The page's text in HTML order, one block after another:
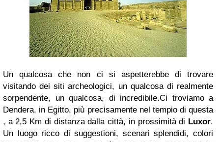
Un qualcosa che non ci si aspetterebbe di trovare
visitando dei siti archeologici, un qualcosa di realmente
sorpendente, un qualcosa, di incredibile.Ci troviamo a
Dendera, in Egitto, più precisamente nel tempio di questa
, a 2,5 Km di distanza dalla città, in prossimità di Luxor.
Un luogo ricco di suggestioni, scenari splendidi, colori